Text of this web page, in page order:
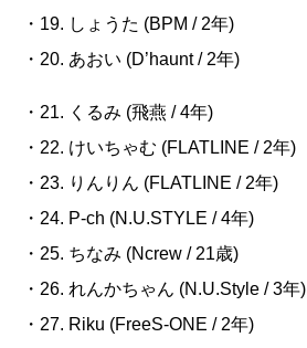
・19. しょうた (BPM / 2年)
・20. あおい (D’haunt / 2年)
・21. くるみ (飛燕 / 4年)
・22. けいちゃむ (FLATLINE / 2年)
・23. りんりん (FLATLINE / 2年)
・24. P-ch (N.U.STYLE / 4年)
・25. ちなみ (Ncrew / 21歳)
・26. れんかちゃん (N.U.Style / 3年)
・27. Riku (FreeS-ONE / 2年)